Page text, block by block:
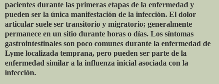
pacientes durante las primeras etapas de la enfermedad y
pueden ser la única manifestación de la infección. El dolor
articular suele ser transitorio y migratorio; generalmente
permanece en un sitio durante horas o días. Los síntomas
gastrointestinales son poco comunes durante la enfermedad de
Lyme localizada temprana, pero pueden ser parte de la
enfermedad similar a la influenza inicial asociada con la
infección.